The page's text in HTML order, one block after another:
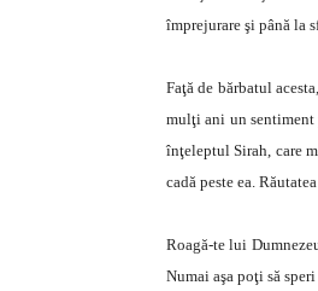
împrejurare şi până la
Faţă de bărbatul
mulţi ani un sentiment
înţeleptul Sirah, care
cadă peste ea.
Roagă-te lui
Numai aşa poţi să